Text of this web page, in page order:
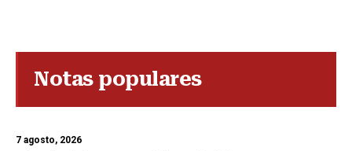
Notas populares
7 agosto, 2026